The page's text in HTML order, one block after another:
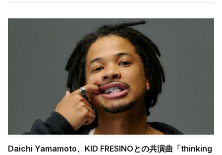
Daichi Yamamoto、KID FRESINOとの共演曲「thinking